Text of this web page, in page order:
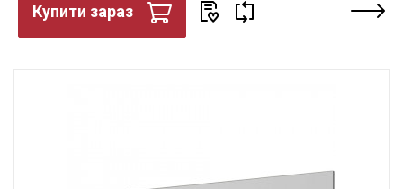
Купити зараз